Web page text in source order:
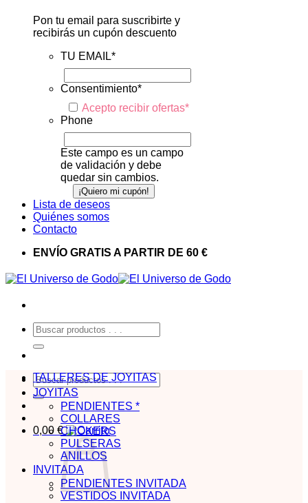
Pon tu email para suscribirte y
recibirás un cupón descuento
TU EMAIL*
Consentimiento*
Acepto recibir ofertas*
Phone
Este campo es un campo
de validación y debe
quedar sin cambios.
Lista de deseos
Quiénes somos
Contacto
ENVÍO GRATIS A PARTIR DE 60 €
Buscar
por:
Buscar
por:
0,00 €
TALLERES DE JOYITAS
JOYITAS
PENDIENTES *
COLLARES
CHOKERS
PULSERAS
ANILLOS
INVITADA
PENDIENTES INVITADA
VESTIDOS INVITADA